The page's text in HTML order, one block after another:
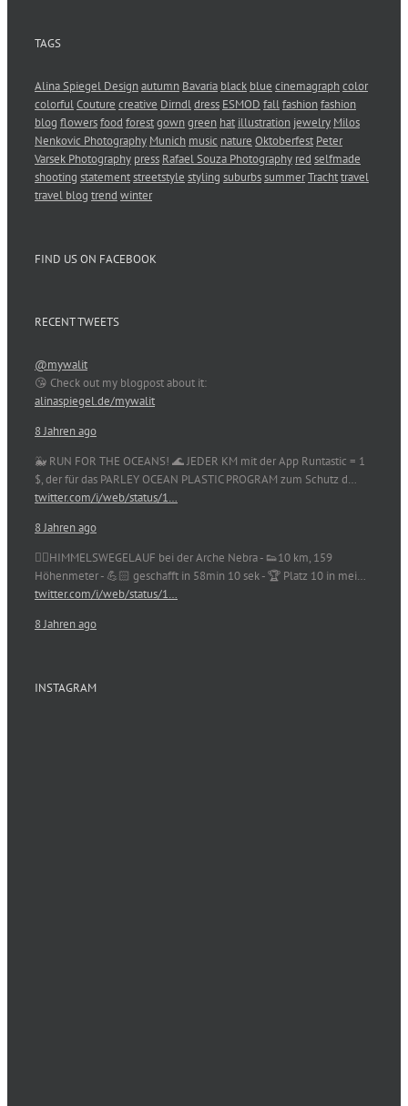
TAGS
Alina Spiegel Designautumn Bavaria black blue cinemagraphcolor
colorfulCouture creative Dirndldress ESMOD fallfashionfashion
blog flowersfood forestgowngreen hat illustration jewelry Milos
Nenkovic Photography Munich music nature Oktoberfest Peter
Varsek Photography press Rafael Souza Photography red selfmade
shooting statementstreetstyle styling suburbssummerTrachttravel
travel blog trend winter
FIND US ON FACEBOOK
RECENT TWEETS
@mywalit
😘 Check out my blogpost about it:
alinaspiegel.de/mywalit
8 Jahren ago
🐳 RUN FOR THE OCEANS! 🌊 JEDER KM mit der App Runtastic = 1
$, der für das PARLEY OCEAN PLASTIC PROGRAM zum Schutz d…
twitter.com/i/web/status/1…
8 Jahren ago
🏃‍♀️HIMMELSWEGELAUF bei der Arche Nebra - 👟10 km, 159
Höhenmeter - 💪🏻 geschafft in 58min 10 sek - 🏆 Platz 10 in mei…
twitter.com/i/web/status/1…
8 Jahren ago
INSTAGRAM